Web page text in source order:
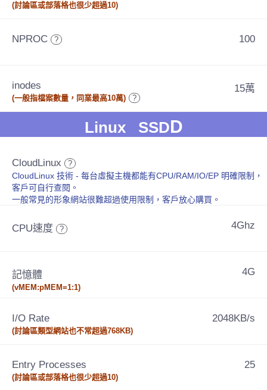
(討論區或部落格也很少超過10)
NPROC ? 100
inodes
(一般指檔案數量，同業最高10萬) ?
15萬
Linux SSDD
CloudLinux ?
CloudLinux 技術 - 每台虛擬主機都能有CPU/RAM/IO/EP 明確限制，
客戶可自行查閱。
一般常見的形象網站很難超過使用限制，客戶放心購買。
CPU速度 ? 4Ghz
記憶體
(vMEM:pMEM=1:1)
4G
I/O Rate
(討論區類型網站也不常超過768KB)
2048KB/s
Entry Processes
(討論區或部落格也很少超過10)
25